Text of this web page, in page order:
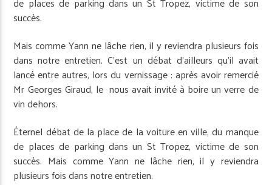
succès.
Mais comme Yann ne lâche rien, il y reviendra plusieurs fois
dans notre entretien. C’est un débat d’ailleurs qu’il avait
lancé entre autres, lors du vernissage : après avoir remercié
Mr Georges Giraud, le nous avait invité à boire un verre de
vin dehors.
Éternel débat de la place de la voiture en ville, du manque
de places de parking dans un St Tropez, victime de son
succès. Mais comme Yann ne lâche rien, il y reviendra
plusieurs fois dans notre entretien.